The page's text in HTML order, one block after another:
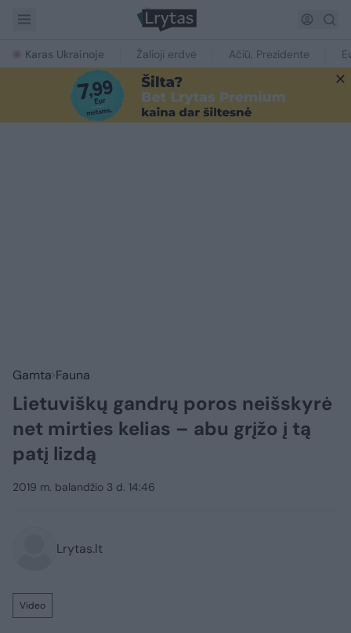
Karas Ukrainoje Žalioji erdvė Ačiū, Prezidente
Gamta Fauna
Lietuviškų gandrų poros neišskyrė
net mirties kelias – abu grįžo į tą
patį lizdą
2019 m. balandžio 3 d. 14:46
Lrytas.lt
Video